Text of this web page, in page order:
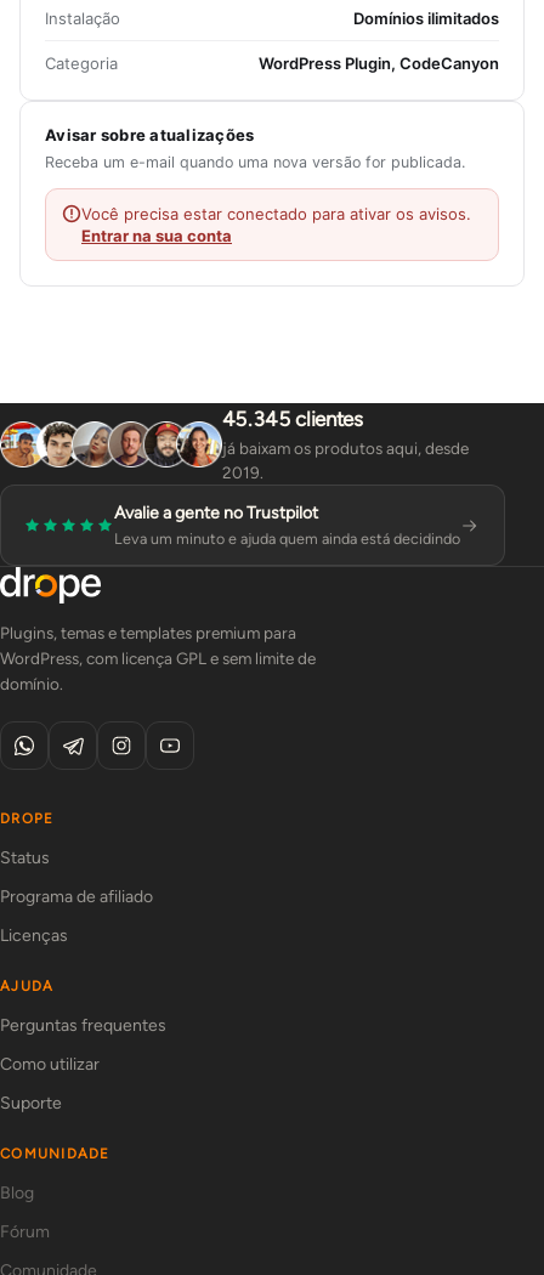
Instalação Domínios ilimitados
Categoria WordPress Plugin, CodeCanyon
Avisar sobre atualizações
Receba um e-mail quando uma nova versão for publicada.
Você precisa estar conectado para ativar os avisos.
Entrar na sua conta
45.345 clientes
já baixam os produtos aqui, desde
2019.
Avalie a gente no Trustpilot
Leva um minuto e ajuda quem ainda está decidindo
Plugins, temas e templates premium para
WordPress, com licença GPL e sem limite de
domínio.
DROPE
Status
Programa de afiliado
Licenças
AJUDA
Perguntas frequentes
Como utilizar
Suporte
COMUNIDADE
Blog
Fórum